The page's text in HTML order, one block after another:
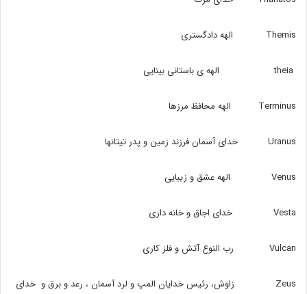
Themis الهه دادگستری
Terminus الهه محافظ مرزها
Uranus خدای آسمان فرزند زمین و پدر تیتانها
Venus الهه عشق و زیبایی
Vesta خدای اجاق و خانه داری
Vulcan رب النوع آتش و فلز کاری
Zeus زاوش،‌ رئیس خدایان المپ و لرد آسمان ، رعد و برق و خدای